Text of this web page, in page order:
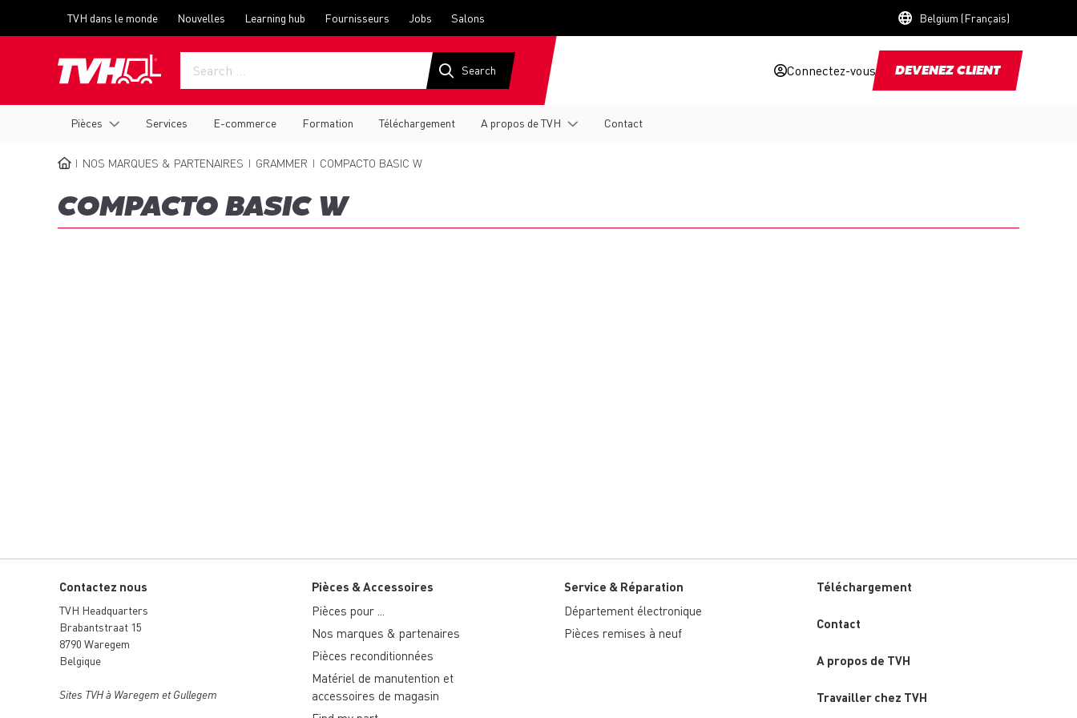
menu
TVH dans le monde Nouvelles Learning hub Fournisseurs Jobs Salons Belgium (Français)
Connectez-vous DEVENEZ CLIENT
navigation
Pièces Services E-commerce Formation Téléchargement A propos de TVH Contact
NOS MARQUES & PARTENAIRES GRAMMER COMPACTO BASIC W
COMPACTO BASIC W
Contactez nous
TVH Headquarters
Brabantstraat 15
8790 Waregem
Belgique
Sites TVH à Waregem et Gullegem
Pièces & Accessoires
Pièces pour ...
Nos marques & partenaires
Pièces reconditionnées
Matériel de manutention et
accessoires de magasin
Service & Réparation
Département électronique
Pièces remises à neuf
Téléchargement
Custom
Contact
A propos de TVH
Travailler chez TVH